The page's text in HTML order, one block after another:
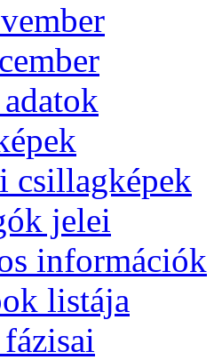
csil­lag­ké­pek
je­lei
in­for­má­ci­ók
lis­tá­ja